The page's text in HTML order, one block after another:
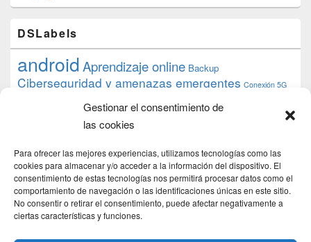
Gestionar el consentimiento de
las cookies
Para ofrecer las mejores experiencias, utilizamos tecnologías como las
cookies para almacenar y/o acceder a la información del dispositivo. El
consentimiento de estas tecnologías nos permitirá procesar datos como el
comportamiento de navegación o las identificaciones únicas en este sitio.
No consentir o retirar el consentimiento, puede afectar negativamente a
ciertas características y funciones.
DSLabels
androidAprendizaje online Backup
Ciberseguridad y amenazas emergentes Conexión 5G
datos debian desarrollo web
Formación Google
iphone
proyecto PS4 python Raspberryraspberrypi
raspbian review Servidor Web Sostenibilidad
tecnológicaTecnología torrent
transmissiontutorial ubuntu server Windows